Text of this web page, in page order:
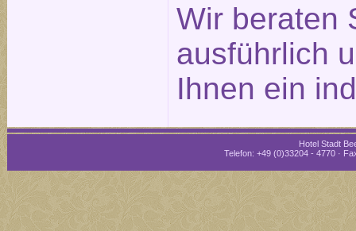
Wir beraten
ausführlich
Ihnen ein
Hotel Stadt
Telefon: +49 (0)33204 - 4770 ·